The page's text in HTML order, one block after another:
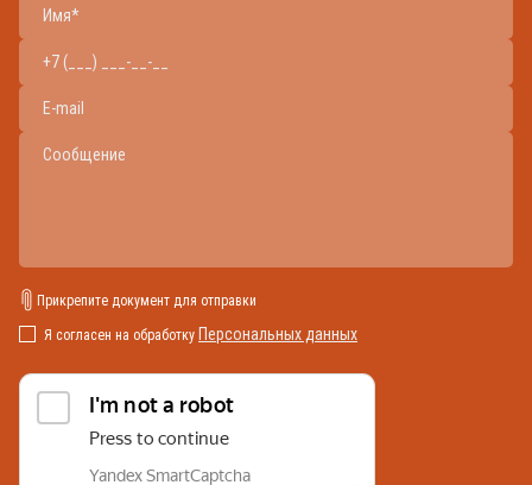
Прикрепите документ для отправки
Я согласен на обработку Персональных данных